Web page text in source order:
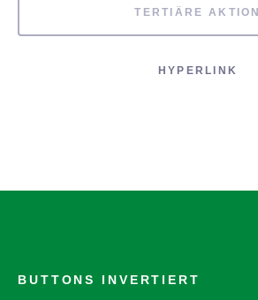
TERTIÄRE AKTION
HYPERLINK
BUTTONS INVERTIERT